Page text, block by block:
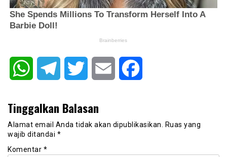
WhatsAppTelegram Twitter Email
Tinggalkan Balasan
Alamat email Anda tidak akan dipublikasikan.
Ruas yang
wajib ditandai *
Komentar *